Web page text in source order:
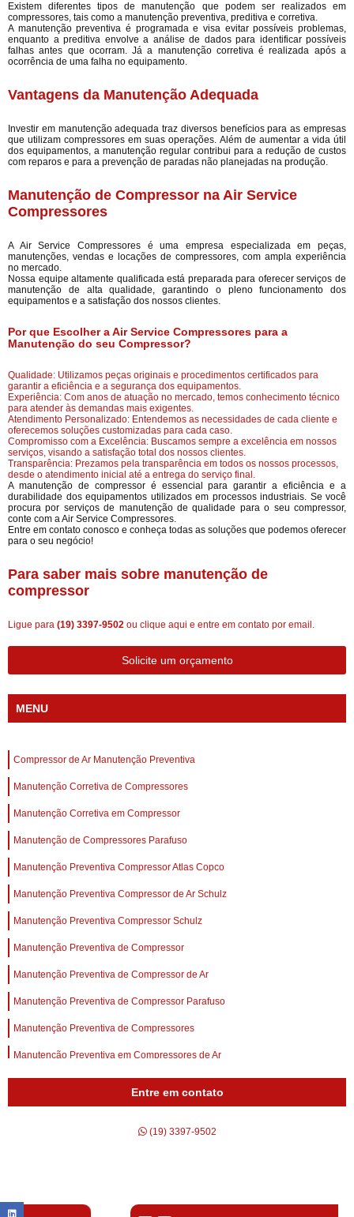
Existem diferentes tipos de manutenção que podem ser realizados em
compressores, tais como a manutenção preventiva, preditiva e corretiva.
A manutenção preventiva é programada e visa evitar possíveis problemas,
enquanto a preditiva envolve a análise de dados para identificar possíveis
falhas antes que ocorram. Já a manutenção corretiva é realizada após a
ocorrência de uma falha no equipamento.
Vantagens da Manutenção Adequada
Investir em manutenção adequada traz diversos benefícios para as empresas
que utilizam compressores em suas operações. Além de aumentar a vida útil
dos equipamentos, a manutenção regular contribui para a redução de custos
com reparos e para a prevenção de paradas não planejadas na produção.
Manutenção de Compressor na Air Service
Compressores
A Air Service Compressores é uma empresa especializada em peças,
manutenções, vendas e locações de compressores, com ampla experiência
no mercado.
Nossa equipe altamente qualificada está preparada para oferecer serviços de
manutenção de alta qualidade, garantindo o pleno funcionamento dos
equipamentos e a satisfação dos nossos clientes.
Por que Escolher a Air Service Compressores para a
Manutenção do seu Compressor?
Qualidade: Utilizamos peças originais e procedimentos certificados para
garantir a eficiência e a segurança dos equipamentos.
Experiência: Com anos de atuação no mercado, temos conhecimento técnico
para atender às demandas mais exigentes.
Atendimento Personalizado: Entendemos as necessidades de cada cliente e
oferecemos soluções customizadas para cada caso.
Compromisso com a Excelência: Buscamos sempre a excelência em nossos
serviços, visando a satisfação total dos nossos clientes.
Transparência: Prezamos pela transparência em todos os nossos processos,
desde o atendimento inicial até a entrega do serviço final.
A manutenção de compressor é essencial para garantir a eficiência e a
durabilidade dos equipamentos utilizados em processos industriais. Se você
procura por serviços de manutenção de qualidade para o seu compressor,
conte com a Air Service Compressores.
Entre em contato conosco e conheça todas as soluções que podemos oferecer
para o seu negócio!
Para saber mais sobre manutenção de
compressor
Ligue para (19) 3397-9502 ou clique aqui e entre em contato por email.
Solicite um orçamento
MENU
Compressor de Ar Manutenção Preventiva
Manutenção Corretiva de Compressores
Manutenção Corretiva em Compressor
Manutenção de Compressores Parafuso
Manutenção Preventiva Compressor Atlas Copco
Manutenção Preventiva Compressor de Ar Schulz
Manutenção Preventiva Compressor Schulz
Manutenção Preventiva de Compressor
Manutenção Preventiva de Compressor de Ar
Manutenção Preventiva de Compressor Parafuso
Manutenção Preventiva de Compressores
Manutenção Preventiva em Compressores de Ar
Entre em contato
(19) 3397-9502